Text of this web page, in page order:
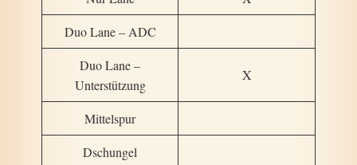
Duo Lane – ADC
Duo Lane –
Unterstützung
X
Mittelspur
Dschungel